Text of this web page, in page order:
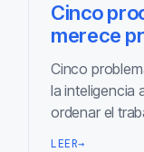
Cinco
merece
Cinco
la inteligencia
ordenar el
LEER→